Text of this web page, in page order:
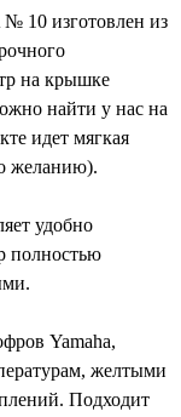
10 изготовлен из
на крышке
найти у нас на
идет мягкая
желанию).
удобно
полностью
Yamaha,
желтыми
Подходит